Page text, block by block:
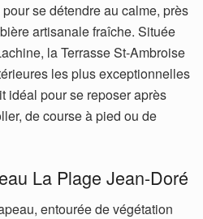
se détendre au calme, près
artisanale fraîche. Située
la Terrasse St-Ambroise
les plus exceptionnelles
idéal pour se reposer après
de course à pied ou de
La Plage Jean-Doré
entourée de végétation